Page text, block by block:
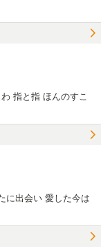
指と指 ほんのすこ
に出会い 愛した今は